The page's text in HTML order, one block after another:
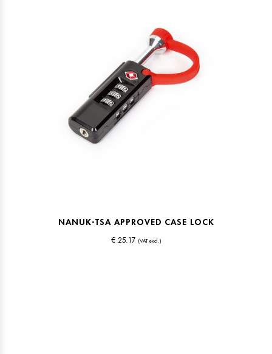
NANUK-TSA APPROVED CASE LOCK
€ 25.17 (VAT excl.)